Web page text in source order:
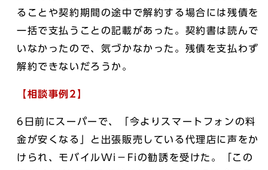
ることや契約期間の途中で解約する場合には残債を
一括で支払うことの記載があった。契約書は読んで
いなかったので、気づかなかった。残債を支払わず
解約できないだろうか。
【相談事例2 】
6日前にスーパーで、「今よりスマートフォンの料
金が安くなる」と出張販売している代理店に声をか
けられ、モバイルWi－Fiの勧誘を受けた。「この